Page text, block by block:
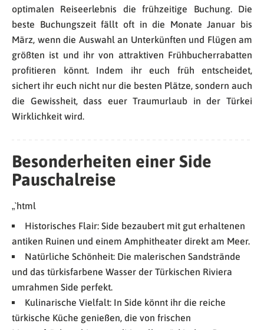
optimalen Reiseerlebnis die frühzeitige Buchung. Die
beste Buchungszeit fällt oft in die Monate Januar bis
März, wenn die Auswahl an Unterkünften und Flügen am
größten ist und ihr von attraktiven Frühbucherrabatten
profitieren könnt. Indem ihr euch früh entscheidet,
sichert ihr euch nicht nur die besten Plätze, sondern auch
die Gewissheit, dass euer Traumurlaub in der Türkei
Wirklichkeit wird.
Besonderheiten einer Side
Pauschalreise
„`html
Historisches Flair: Side bezaubert mit gut erhaltenen
antiken Ruinen und einem Amphitheater direkt am Meer.
Natürliche Schönheit: Die malerischen Sandstrände
und das türkisfarbene Wasser der Türkischen Riviera
umrahmen Side perfekt.
Kulinarische Vielfalt: In Side könnt ihr die reiche
türkische Küche genießen, die von frischen